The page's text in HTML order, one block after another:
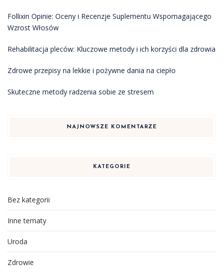
Follixin Opinie: Oceny i Recenzje Suplementu Wspomagającego
Wzrost Włosów
Rehabilitacja pleców: Kluczowe metody i ich korzyści dla zdrowia
Zdrowe przepisy na lekkie i pożywne dania na ciepło
Skuteczne metody radzenia sobie ze stresem
NAJNOWSZE KOMENTARZE
KATEGORIE
Bez kategorii
Inne tematy
Uroda
Zdrowie